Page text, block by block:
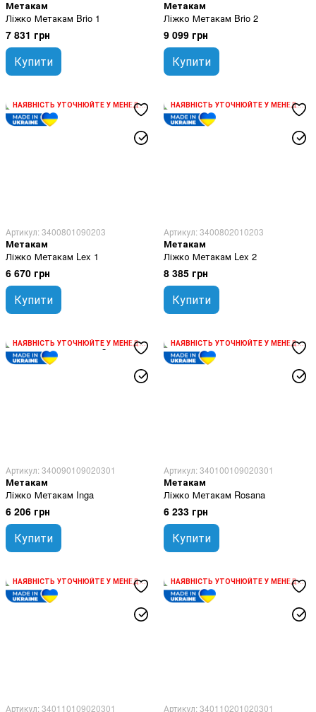
Метакам
Ліжко Метакам Brio 1
7 831 грн
Купити
Метакам
Ліжко Метакам Brio 2
9 099 грн
Купити
НАЯВНІСТЬ УТОЧНЮЙТЕ У МЕНЕДЖЕРА
Артикул: 3400801090203
Метакам
Ліжко Метакам Lex 1
6 670 грн
Купити
НАЯВНІСТЬ УТОЧНЮЙТЕ У МЕНЕДЖЕРА
Артикул: 3400802010203
Метакам
Ліжко Метакам Lex 2
8 385 грн
Купити
НАЯВНІСТЬ УТОЧНЮЙТЕ У МЕНЕДЖЕРА
Артикул: 340090109020301
Метакам
Ліжко Метакам Inga
6 206 грн
Купити
НАЯВНІСТЬ УТОЧНЮЙТЕ У МЕНЕДЖЕРА
Артикул: 340100109020301
Метакам
Ліжко Метакам Rosana
6 233 грн
Купити
НАЯВНІСТЬ УТОЧНЮЙТЕ У МЕНЕДЖЕРА
Артикул: 340110109020301
НАЯВНІСТЬ УТОЧНЮЙТЕ У МЕНЕДЖЕРА
Артикул: 340110201020301